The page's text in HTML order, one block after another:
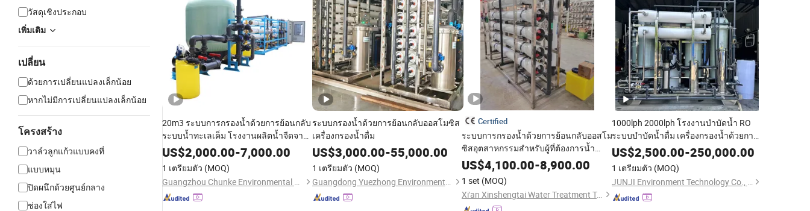
วัสดุเชิงประกอบ
เพิ่มเติม
เปลี่ยน
ด้วยการเปลี่ยนแปลงเล็กน้อย
หากไม่มีการเปลี่ยนแปลงเล็กน้อย
โครงสร้าง
วาล์วลูกแก้วแบบคงที่
แบบหมุน
ปิดผนึกด้วยศูนย์กลาง
ช่องใส่ไฟ
20m3 ระบบการกรองน้ำด้วยการย้อนกลับ
ระบบน้ำทะเลเค็ม โรงงานผลิตน้ำจืดจาก
น้ำทะเล โรงงานผลิตน้ำจืดพลังงานแสง
อาทิตย์ ระบบการบำบัดน้ำ RO น้ำเค็มเป็น
น้ำดื่ม
US$2,000.00-7,000.00
1 เตรียมตัว (MOQ)
Guangzhou Chunke Environmental Technology Co., Ltd.
ระบบกรองน้ำด้วยการย้อนกลับออสโมซิส
เครื่องกรองน้ำดื่ม
US$3,000.00-55,000.00
1 เตรียมตัว (MOQ)
Guangdong Yuezhong Environmental Technology Co., Ltd.
Certified
ระบบการกรองน้ำด้วยการย้อนกลับออสโม
ซิสอุตสาหกรรมสำหรับผู้ที่ต้องการน้ำ
บริสุทธิ์ในปริมาณมาก
US$4,100.00-8,900.00
1 set (MOQ)
Xi'an Xinshengtai Water Treatment Technology CO., LTD
1000lph 2000lph โรงงานบำบัดน้ำ RO
ระบบบำบัดน้ำดื่ม เครื่องกรองน้ำด้วยการ
ย้อนกลับออสโมซิส
US$2,500.00-250,000.00
1 เตรียมตัว (MOQ)
JUNJI Environment Technology Co., Ltd.